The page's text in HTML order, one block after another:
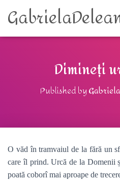
Dimineți
Published byGabriela
O văd în tramvaiul de la fără un
care îl prind. Urcă de la Domenii
poată coborî mai aproape de